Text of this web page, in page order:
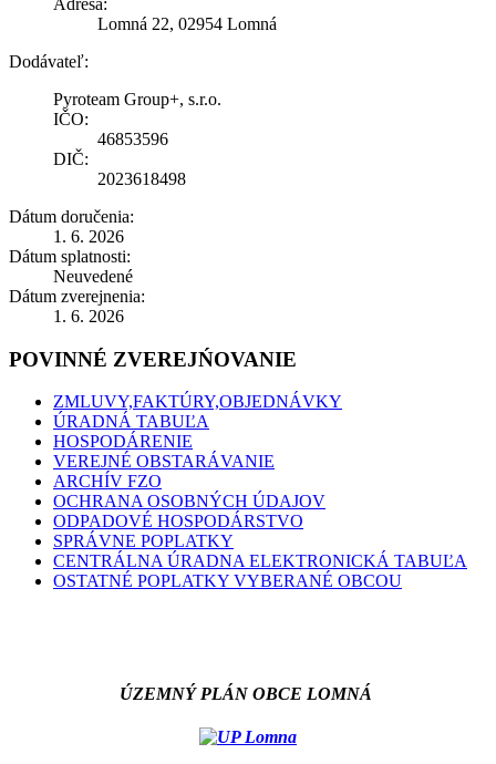
Lomná 22, 02954 Lomná
Dodávateľ:
Pyroteam Group+, s.r.o.
IČO:
46853596
DIČ:
2023618498
Dátum doručenia:
1. 6. 2026
Dátum splatnosti:
Neuvedené
Dátum zverejnenia:
1. 6. 2026
POVINNÉ ZVEREJŃOVANIE
ZMLUVY,FAKTÚRY,OBJEDNÁVKY
ÚRADNÁ TABUĽA
HOSPODÁRENIE
VEREJNÉ OBSTARÁVANIE
ARCHÍV FZO
OCHRANA OSOBNÝCH ÚDAJOV
ODPADOVÉ HOSPODÁRSTVO
SPRÁVNE POPLATKY
CENTRÁLNA ÚRADNA ELEKTRONICKÁ TABUĽA
OSTATNÉ POPLATKY VYBERANÉ OBCOU
ÚZEMNÝ PLÁN OBCE LOMNÁ